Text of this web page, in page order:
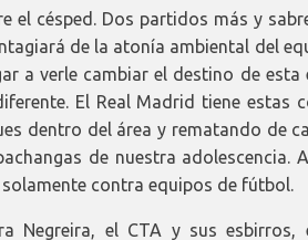
el césped. Dos partidos más y
de la atonía ambiental del
a verle cambiar el destino de esta
El Real Madrid tiene estas
dentro del área y rematando de
de nuestra adolescencia.
contra equipos de fútbol.
Negreira, el CTA y sus esbirros,